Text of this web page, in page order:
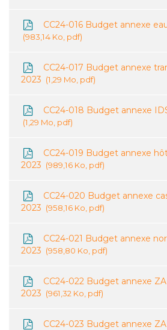
CC24-016 Budget annexe
983,14 Ko, pdf
CC24-017 Budget annexe
2023
1,29 Mo, pdf
CC24-018 Budget annexe
1,29 Mo, pdf
CC24-019 Budget annexe
2023
989,16 Ko, pdf
CC24-020 Budget annexe
2023
958,16 Ko, pdf
CC24-021 Budget annexe
2023
958,80 Ko, pdf
CC24-022 Budget annexe
2023
961,32 Ko, pdf
CC24-023 Budget annexe